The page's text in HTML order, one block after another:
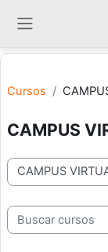
Cursos
CAMPUS
Categorías
Buscar cursos